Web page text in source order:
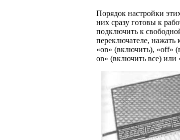
Порядок настройки
них сразу готовы к
подключить к
переключателе, нажать
«on» (включить), «off»
on» (включить все)